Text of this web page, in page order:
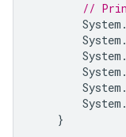
//
System .
System .
System .
System .
System .
System .
}